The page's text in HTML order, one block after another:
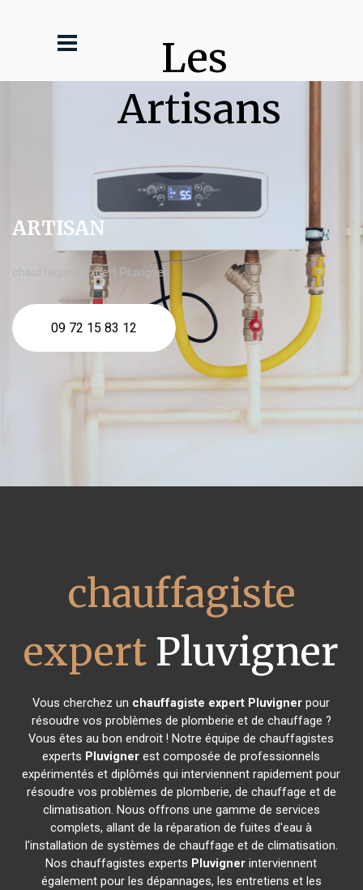
Les
Artisans
ARTISAN
chauffagiste expert Pluvigner
09 72 15 83 12
chauffagiste
expert Pluvigner
Vous cherchez un chauffagiste expert Pluvigner pour
résoudre vos problèmes de plomberie et de chauffage ?
Vous êtes au bon endroit ! Notre équipe de chauffagistes
experts Pluvigner est composée de professionnels
expérimentés et diplômés qui interviennent rapidement pour
résoudre vos problèmes de plomberie, de chauffage et de
climatisation. Nous offrons une gamme de services
complets, allant de la réparation de fuites d'eau à
l'installation de systèmes de chauffage et de climatisation.
Nos chauffagistes experts Pluvigner interviennent
également pour les dépannages, les entretiens et les